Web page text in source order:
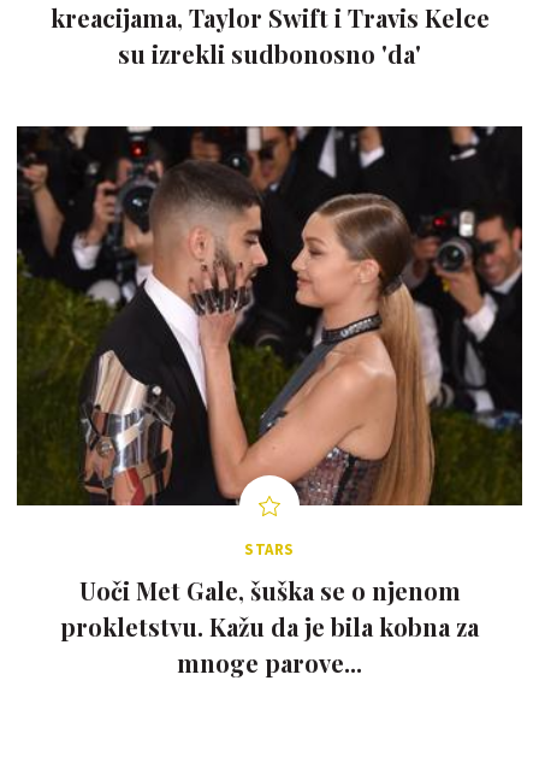
kreacijama, Taylor Swift i Travis Kelce
su izrekli sudbonosno 'da'
STARS
Uoči Met Gale, šuška se o njenom
prokletstvu. Kažu da je bila kobna za
mnoge parove...